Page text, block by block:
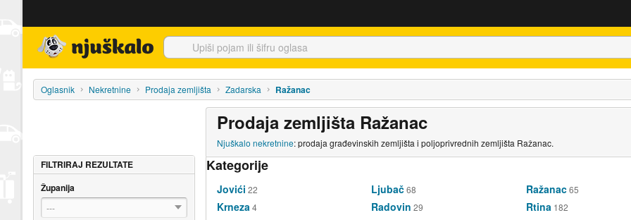
Oglasnik Nekretnine Prodaja zemljišta Zadarska Ražanac
Prodaja zemljišta Ražanac
Njuškalo nekretnine: prodaja građevinskih zemljišta i poljoprivrednih zemljišta Ražanac.
Kategorije
Jovići 22
Krneza 4
Ljubač68
Radovin 29
Ražanac65
Rtina 182
FILTRIRAJ REZULTATE
Županija
---